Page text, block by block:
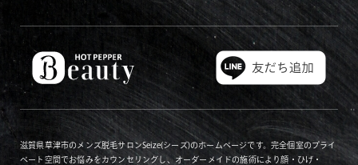
滋賀県草津市のメンズ脱毛サロンSeize(シーズ)のホームページです。完全個室のプライ
ベート空間でお悩みをカウンセリングし、オーダーメイドの施術により顔・ひげ・